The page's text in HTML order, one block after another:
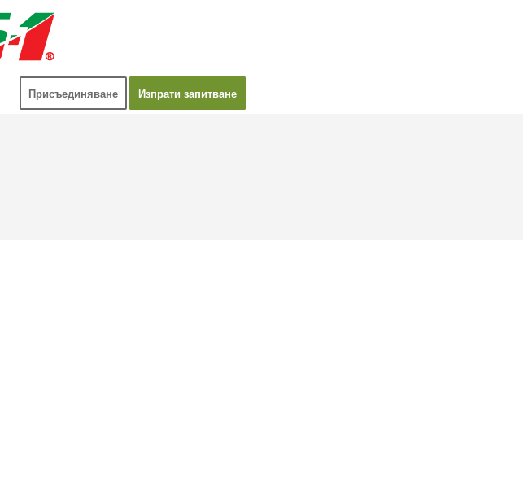
Присъединяване Изпрати запитване